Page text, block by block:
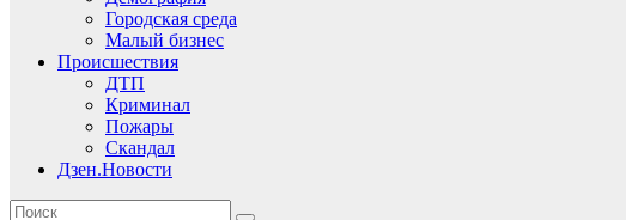
Городская среда
Малый бизнес
Происшествия
ДТП
Криминал
Пожары
Скандал
Дзен.Новости